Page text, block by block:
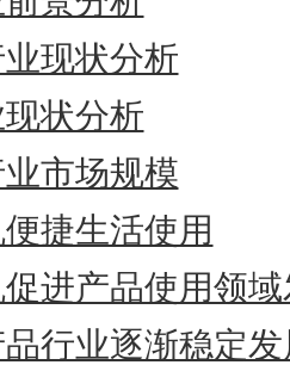
现状分析
状分析
市场规模
捷生活使用
进产品使用领
行业逐渐稳定发